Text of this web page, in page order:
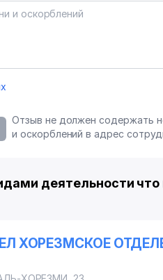
Отзыв не должен содержать
и оскорблений в адрес
деятельности
ХОРЕЗМСКОЕ